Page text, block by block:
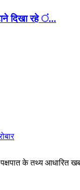
दिखा रहे ं...
के तथ्य